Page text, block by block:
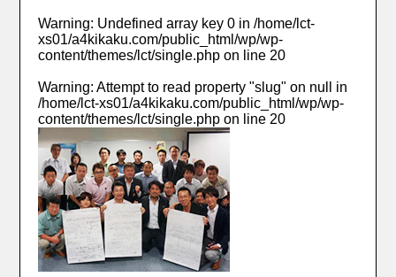
Warning: Undefined array key 0 in/home/lct-
xs01/a4kikaku.com/public_html/wp/wp-
content/themes/lct/single.php on line 20
Warning: Attempt to read property "slug" on null in
/home/lct-xs01/a4kikaku.com/public_html/wp/wp-
content/themes/lct/single.php on line 20